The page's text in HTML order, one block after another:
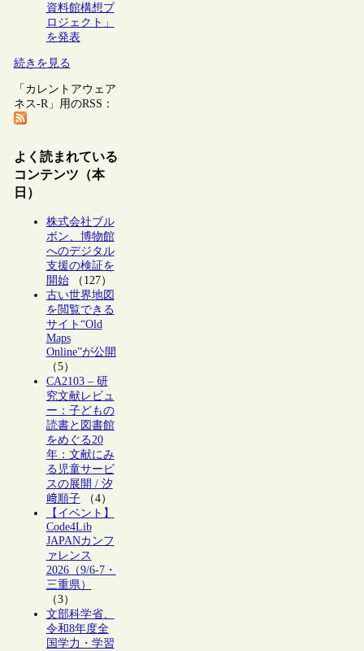
資料館構想プ
ロジェクト」
を発表
続きを見る
「カレントアウェア
ネス-R」用のRSS：
よく読まれている
コンテンツ（本
日）
株式会社ブル
ボン、博物館
へのデジタル
支援の検証を
開始（127）
古い世界地図
を閲覧できる
サイト“Old
Maps
Online”が公開
（5）
CA2103 – 研
究文献レビュ
ー：子どもの
読書と図書館
をめぐる20
年：文献にみ
る児童サービ
スの展開 / 汐
﨑順子（4）
【イベント】
Code4Lib
JAPANカンフ
ァレンス
2026（9/6-7・
三重県）
（3）
文部科学省、
令和8年度全
国学力・学習